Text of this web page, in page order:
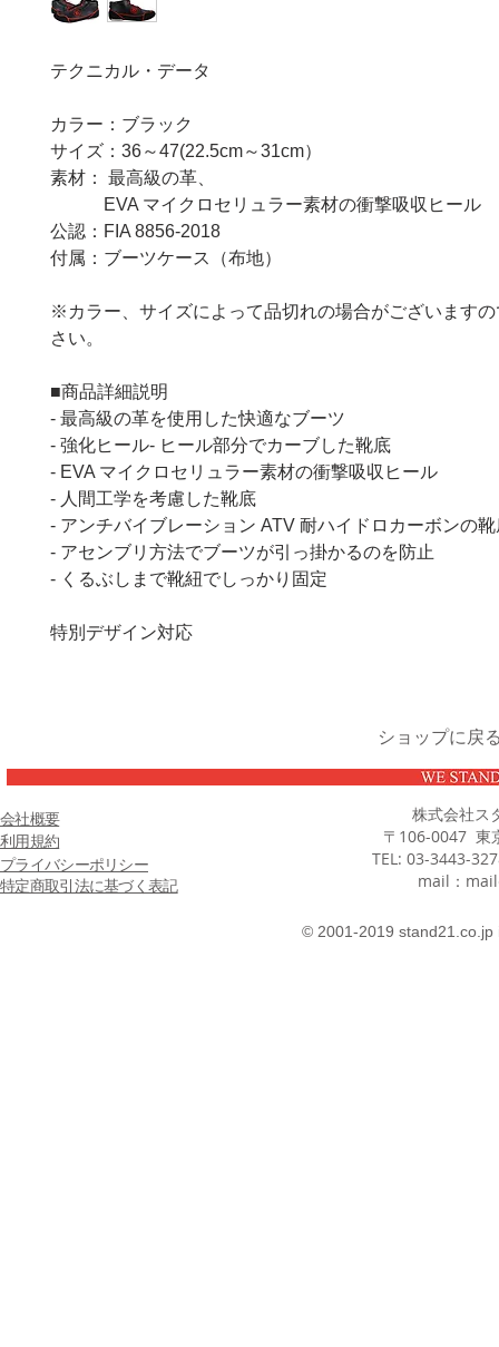
テクニカル・データ
カラー：ブラック
サイズ：36～47(22.5cm～31cm）
素材： 最高級の革、
EVA マイクロセリュラー素材の衝撃吸収ヒール
公認：FIA 8856-2018
付属：ブーツケース（布地）
※カラー、サイズによって品切れの場合がございます
さい。
■商品詳細説明
- 最高級の革を使用した快適なブーツ
- 強化ヒール- ヒール部分でカーブした靴底
- EVA マイクロセリュラー素材の衝撃吸収ヒール
- 人間工学を考慮した靴底
- アンチバイブレーション ATV 耐ハイドロカーボンの靴
- アセンブリ方法でブーツが引っ掛かるのを防止
- くるぶしまで靴紐でしっかり固定
特別デザイン対応
ショップに戻
会社概要
利用規約
プライバシーポリシー
特定商取引法に基づく表記
株式会社ス
〒106-0047 東
TEL: 03-3443-
mail：
© 2001-2019 stand21.co.jp